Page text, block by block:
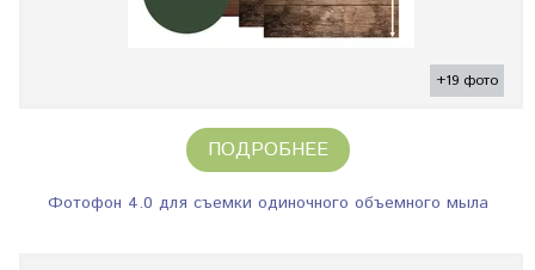
+19 фото
ПОДРОБНЕЕ
Фотофон 4.0 для съемки одиночного объемного мыла